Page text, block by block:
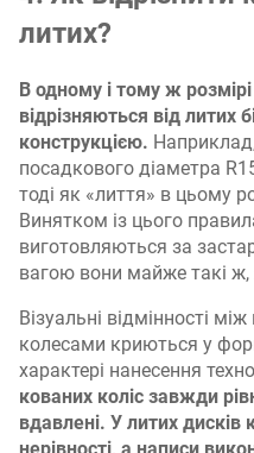
литих?
В одному і тому ж
відрізняються від
конструкцією.
посадкового діаметра
тоді як «лиття» в цьому
Винятком із цього
виготовляються за
вагою вони майже такі ж,
Візуальні відмінності
колесами криються у
характері нанесення
кованих коліс завжди
вдавлені. У литих